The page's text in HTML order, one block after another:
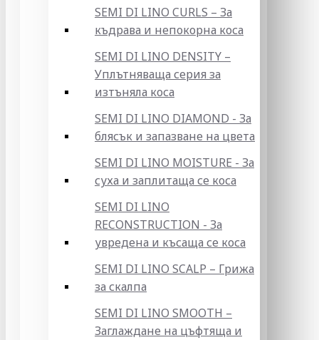
SEMI DI LINO CURLS – За
къдрава и непокорна коса
SEMI DI LINO DENSITY –
Уплътняваща серия за
изтъняла коса
SEMI DI LINO DIAMOND - За
блясък и запазване на цвета
SEMI DI LINO MOISTURE - За
суха и заплитаща се коса
SEMI DI LINO
RECONSTRUCTION - За
увредена и късаща се коса
SEMI DI LINO SCALP – Грижа
за скалпа
SEMI DI LINO SMOOTH –
Заглаждане на цъфтяща и